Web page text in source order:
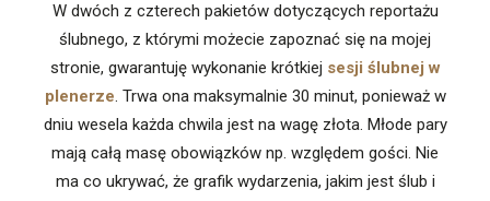
W dwóch z czterech pakietów dotyczących reportażu
ślubnego, z którymi możecie zapoznać się na mojej
stronie, gwarantuję wykonanie krótkiej sesji ślubnej w
plenerze. Trwa ona maksymalnie 30 minut, ponieważ w
dniu wesela każda chwila jest na wagę złota. Młode pary
mają całą masę obowiązków np. względem gości. Nie
ma co ukrywać, że grafik wydarzenia, jakim jest ślub i